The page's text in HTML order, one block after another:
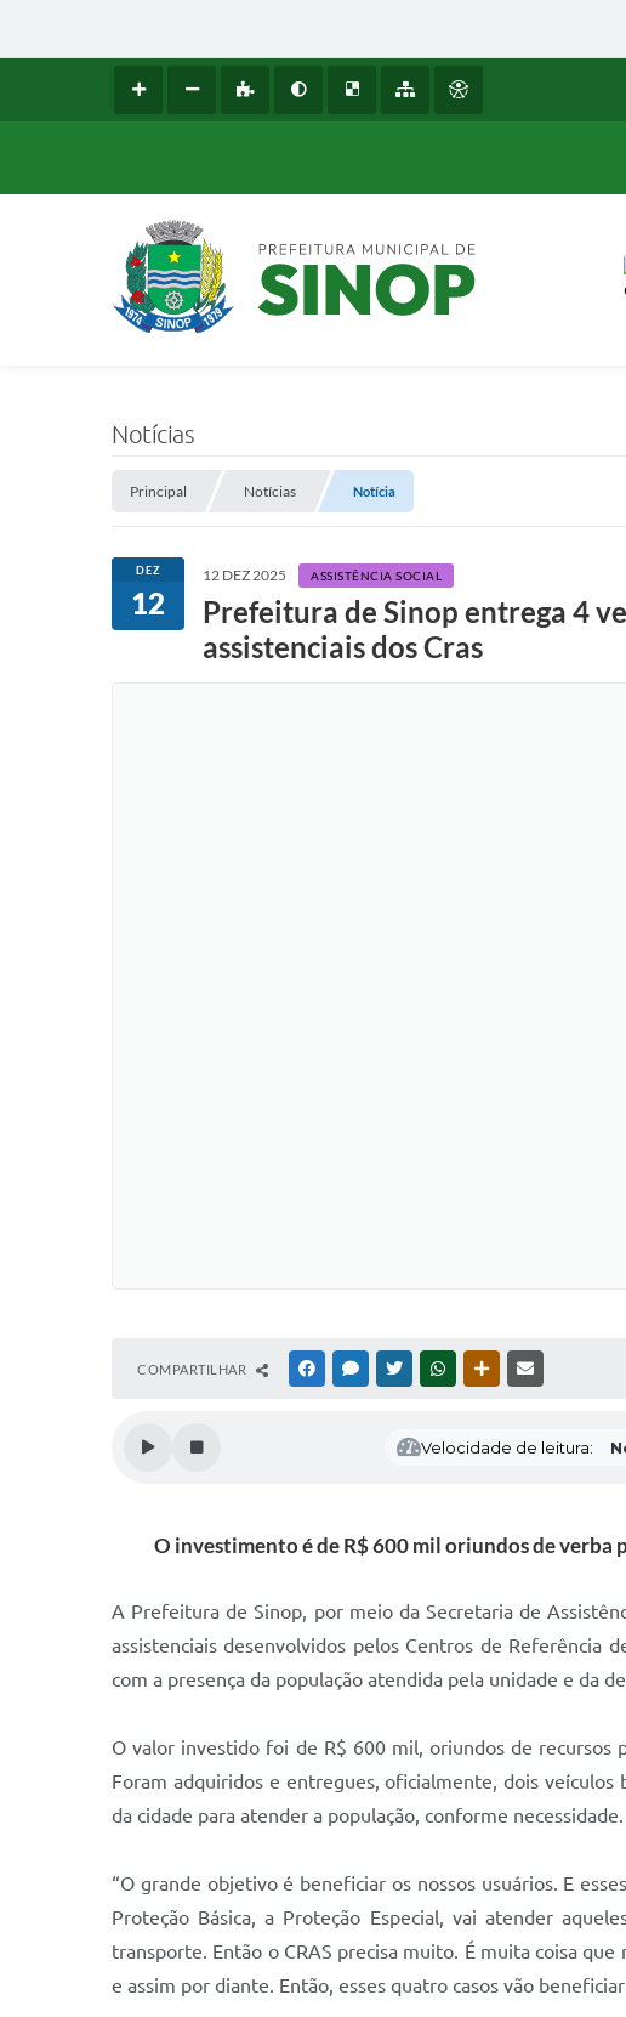
Notícias
Principal Notícias Notícia
DEZ
12
12 DEZ 2025 ASSISTÊNCIA SOCIAL
Prefeitura de Sinop entrega 4
assistenciais dos Cras
COMPARTILHAR FACEBOOKMESSENGER
TWITTERWHATSAPPOUTRAS MÍDIAS
Velocidade de leitura:
O investimento é de R$ 600 mil oriundos de
A Prefeitura de Sinop, por meio da Secretaria de
assistenciais desenvolvidos pelos Centros de Referência
com a presença da população atendida pela unidade e da
O valor investido foi de R$ 600 mil, oriundos de recursos
Foram adquiridos e entregues, oficialmente, dois veículos
da cidade para atender a população, conforme necessidade.
“O grande objetivo é beneficiar os nossos usuários. E
Proteção Básica, a Proteção Especial, vai atender
transporte. Então o CRAS precisa muito. É muita coisa
e assim por diante. Então, esses quatro casos vão